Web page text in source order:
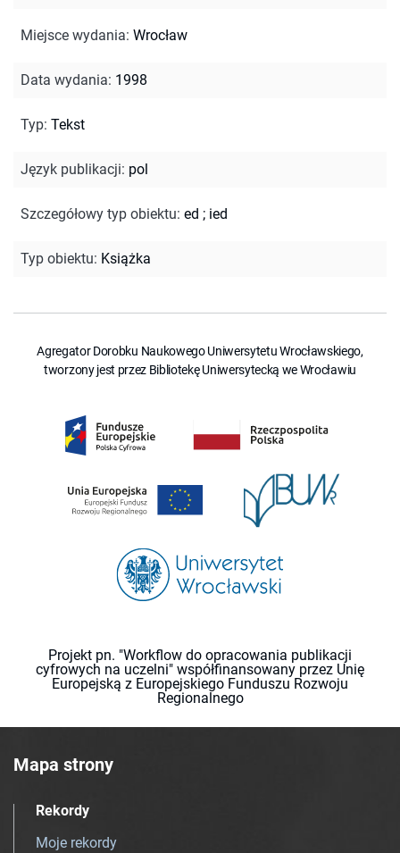
Miejsce wydania: Wrocław
Data wydania: 1998
Typ: Tekst
Język publikacji: pol
Szczegółowy typ obiektu: ed ; ied
Typ obiektu: Książka
Agregator Dorobku Naukowego Uniwersytetu Wrocławskiego,
tworzony jest przez Bibliotekę Uniwersytecką we Wrocławiu
Projekt pn. "Workflow do opracowania publikacji
cyfrowych na uczelni" współfinansowany przez Unię
Europejską z Europejskiego Funduszu Rozwoju
Regionalnego
Mapa strony
Rekordy
Moje rekordy